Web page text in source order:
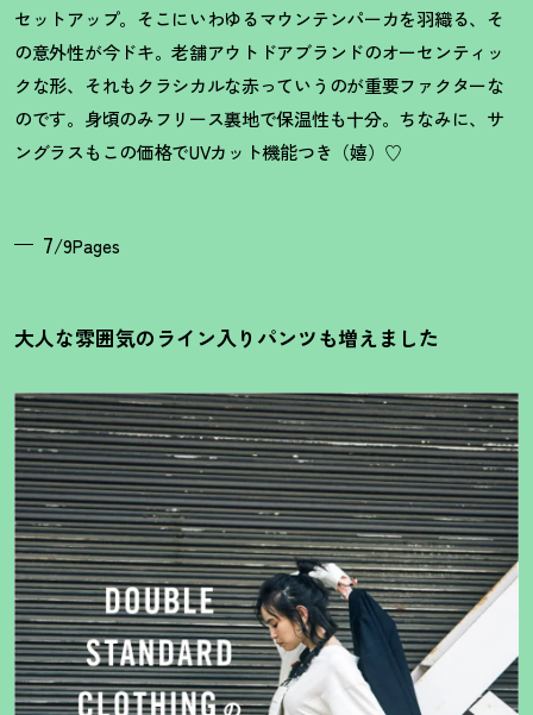
セットアップ。そこにいわゆるマウンテンパーカを羽織る、そ
の意外性が今ドキ。老舗アウトドアブランドのオーセンティッ
クな形、それもクラシカルな赤っていうのが重要ファクターな
のです。身頃のみフリース裏地で保温性も十分。ちなみに、サ
ングラスもこの価格でUVカット機能つき（嬉）♡
7/9Pages
大人な雰囲気のライン入りパンツも増えました